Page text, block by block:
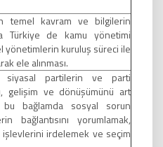
temel kavram ve bilgilerin
Türkiye de kamu yönetimi
kuruluş süreci ile
ele alınması.
siyasal partilerin ve parti
gelişim ve dönüşümünü art
bağlamda sosyal sorun
bağlantısını yorumlamak,
irdelemek ve seçim